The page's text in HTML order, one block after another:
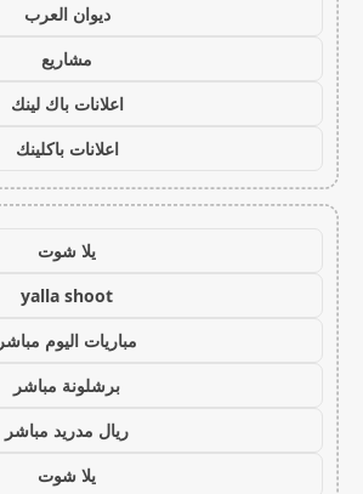
ديوان العرب
مشاريع
اعلانات باك لينك
اعلانات باكلينك
يلا شوت
yalla shoot
مباريات اليوم مباشر
برشلونة مباشر
ريال مدريد مباشر
يلا شوت